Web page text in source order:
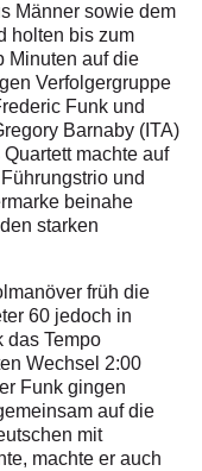
Männer sowie dem
holten bis zum
Minuten auf die
Verfolgergruppe
Funk und
Barnaby (ITA)
machte auf
und
beinahe
starken
früh die
60 jedoch in
das Tempo
Wechsel 2:00
Funk gingen
auf die
mit
machte er auch